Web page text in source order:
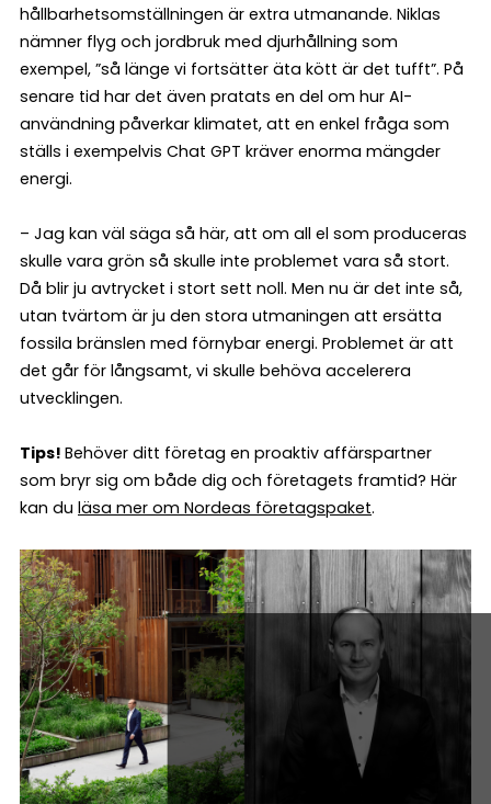
hållbarhetsomställningen är extra utmanande. Niklas
nämner flyg och jordbruk med djurhållning som
exempel, ”så länge vi fortsätter äta kött är det tufft”. På
senare tid har det även pratats en del om hur AI-
användning påverkar klimatet, att en enkel fråga som
ställs i exempelvis Chat GPT kräver enorma mängder
energi.
– Jag kan väl säga så här, att om all el som produceras
skulle vara grön så skulle inte problemet vara så stort.
Då blir ju avtrycket i stort sett noll. Men nu är det inte så,
utan tvärtom är ju den stora utmaningen att ersätta
fossila bränslen med förnybar energi. Problemet är att
det går för långsamt, vi skulle behöva accelerera
utvecklingen.
Tips! Behöver ditt företag en proaktiv affärspartner
som bryr sig om både dig och företagets framtid? Här
kan du läsa mer om Nordeas företagspaket.